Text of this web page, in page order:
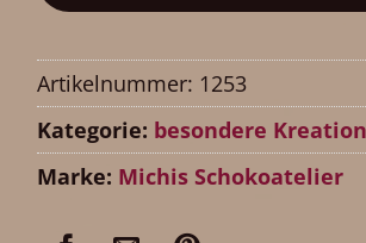
Artikelnummer: 1253
Kategorie: besondere
Marke: Michis Schokoatelier